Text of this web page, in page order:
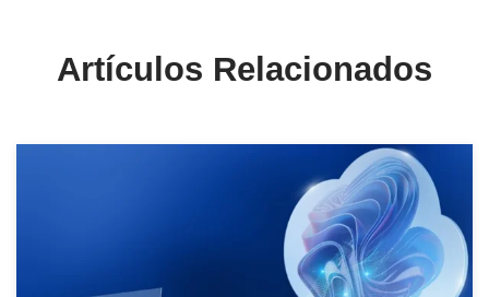
Artículos Relacionados